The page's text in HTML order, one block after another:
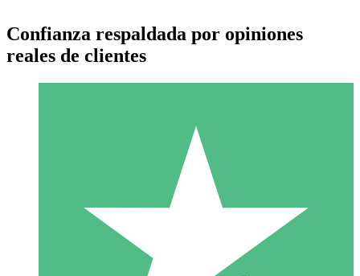
Paquetes de Créditos Individuales
Paga según el uso con créditos de descarga. Sin compromiso
Confianza respaldada por opiniones
reales de clientes